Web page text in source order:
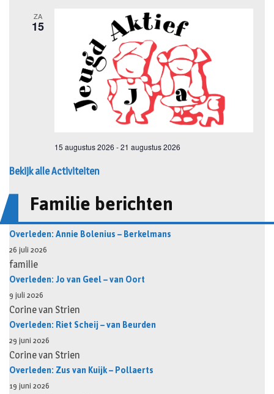
Bekijk alle Activiteiten
Familie berichten
Overleden: Annie Bolenius – Berkelmans
26 juli 2026
familie
Overleden: Jo van Geel – van Oort
9 juli 2026
Corine van Strien
Overleden: Riet Scheij – van Beurden
29 juni 2026
Corine van Strien
Overleden: Zus van Kuijk – Pollaerts
19 juni 2026